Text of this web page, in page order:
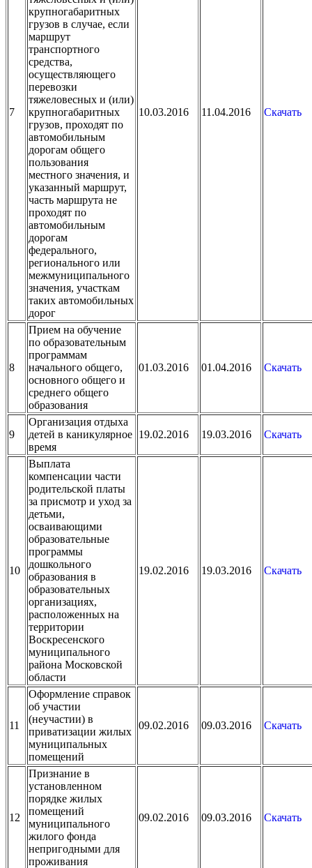
7
крупногабаритных
грузов в случае, если
маршрут
транспортного
средства,
осуществляющего
перевозки
тяжеловесных и (или)
крупногабаритных
грузов, проходят по
автомобильным
дорогам общего
пользования
местного значения, и
указанный маршрут,
часть маршрута не
проходят по
автомобильным
дорогам
федерального,
регионального или
межмуниципального
значения, участкам
таких автомобильных
дорог
10.03.2016 11.04.2016 Скачать
8
Прием на обучение
по образовательным
программам
начального общего,
основного общего и
среднего общего
образования
01.03.2016 01.04.2016 Скачать
9
Организация отдыха
детей в каникулярное
время
19.02.2016 19.03.2016 Скачать
10
Выплата
компенсации части
родительской платы
за присмотр и уход за
детьми,
осваивающими
образовательные
программы
дошкольного
образования в
образовательных
организациях,
расположенных на
территории
Воскресенского
муниципального
района Московской
области
19.02.2016 19.03.2016 Скачать
11
Оформление справок
об участии
(неучастии) в
приватизации жилых
муниципальных
помещений
09.02.2016 09.03.2016 Скачать
12
Признание в
установленном
порядке жилых
помещений
муниципального
жилого фонда
непригодными для
проживания
09.02.2016 09.03.2016 Скачать